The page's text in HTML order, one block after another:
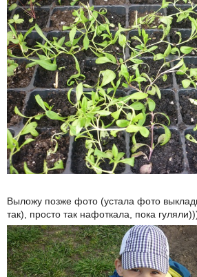
Выложу позже фото (устала фото
так), просто так нафоткала, пока